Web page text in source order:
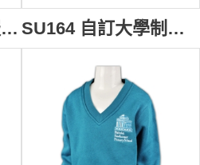
SU165 V領開胸校服冷外套 定製 團體繡花Logo冷外套 冷外套配搭 冷外套專門店 SU164 自訂大學制服搭配 印製logo校服 訂製校服款式 訂購團體制服 校服專門店